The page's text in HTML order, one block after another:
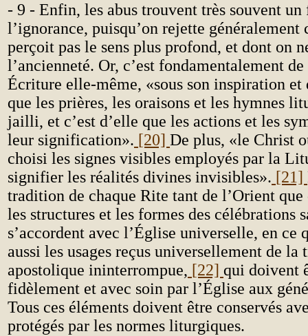
- 9 - Enfin, les abus trouvent très souvent un
l’ignorance, puisqu’on rejette généralement
perçoit pas le sens plus profond, et dont on
l’ancienneté. Or, c’est fondamentalement
Écriture elle-même, «sous son inspiration et
que les prières, les oraisons et les hymnes
jailli, et c’est d’elle que les actions et les
leur signification». [20] De plus, «le Christ
choisi les signes visibles employés par la
signifier les réalités divines invisibles». [21]
tradition de chaque Rite tant de l’Orient que
les structures et les formes des célébrations
s’accordent avec l’Église universelle, en ce
aussi les usages reçus universellement de la
apostolique ininterrompue, [22] qui doivent
fidèlement et avec soin par l’Église aux
Tous ces éléments doivent être conservés
protégés par les normes liturgiques.